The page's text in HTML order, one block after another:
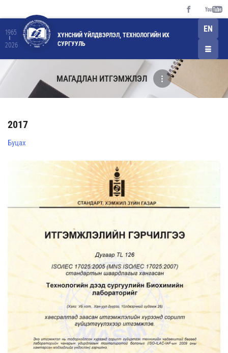
1965
2026
ХҮНСНИЙ ҮЙЛДВЭРЛЭЛ, ТЕХНОЛОГИЙН ИХ
СУРГУУЛЬ
EN
МАГАДЛАН ИТГЭМЖЛЭЛ
2017
Буцах